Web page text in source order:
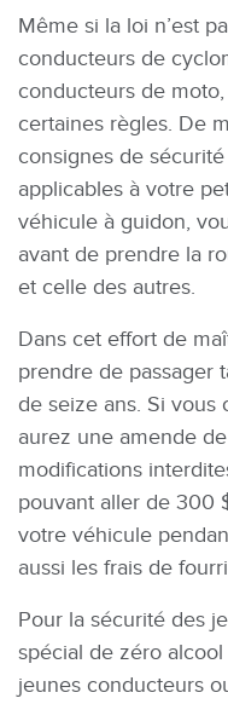
Même si la loi n’est
conducteurs de
conducteurs de
certaines règles. De
consignes de
applicables à votre
véhicule à guidon,
avant de prendre la
et celle des autres.
Dans cet effort de
prendre de passager
de seize ans. Si vous
aurez une amende
modifications
pouvant aller de 300
votre véhicule
aussi les frais de
Pour la sécurité des
spécial de zéro
jeunes conducteurs